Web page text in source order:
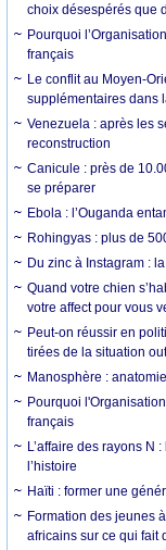
choix désespérés que
Pourquoi
français
Le conflit au Moyen-
supplémentaires dans
Venezuela : après les
reconstruction
Canicule : près de
se préparer
Ebola : l’Ouganda
Rohingyas : plus de
Du zinc à Instagram :
Quand votre chien
votre affect pour vous
Peut-on réussir en
tirées de la situation
Manosphère :
Pourquoi
français
L’affaire des rayons N
l’histoire
Haïti : former une
Formation des jeunes
africains sur ce qui fait